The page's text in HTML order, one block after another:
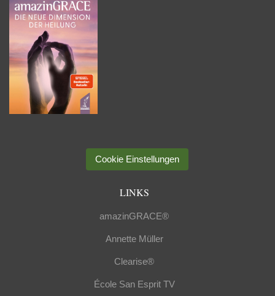
Cookie Einstellungen
LINKS
amazinGRACE®
Annette Müller
Clearise®
École San Esprit TV